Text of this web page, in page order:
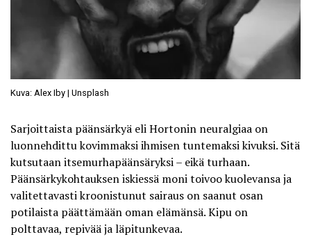
Kuva: Alex Iby | Unsplash
Sarjoittaista päänsärkyä eli Hortonin neuralgiaa on
luonnehdittukovimmaksi ihmisen tuntemaksi kivuksi. Sitä
kutsutaan itsemurhapäänsäryksi – eikä turhaan.
Päänsärkykohtauksen iskiessä moni toivoo kuolevansa ja
valitettavasti kroonistunut sairaus on saanut osan
potilaista päättämään oman elämänsä. Kipu on
polttavaa, repivää ja läpitunkevaa.